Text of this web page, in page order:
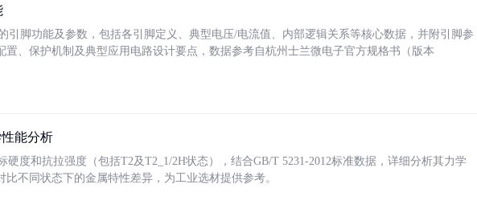
引脚功能及参数，包括各引脚定义、典型电压/电流值、内部逻辑关系等核心数据，并附引脚参
置、保护机制及典型应用电路设计要点，数据参考自杭州士兰微电子官方规格书（版本
能分析
硬度和抗拉强度（包括T2及T2_1/2H状态），结合GB/T 5231-2012标准数据，详细分析其力学
不同状态下的金属特性差异，为工业选材提供参考。